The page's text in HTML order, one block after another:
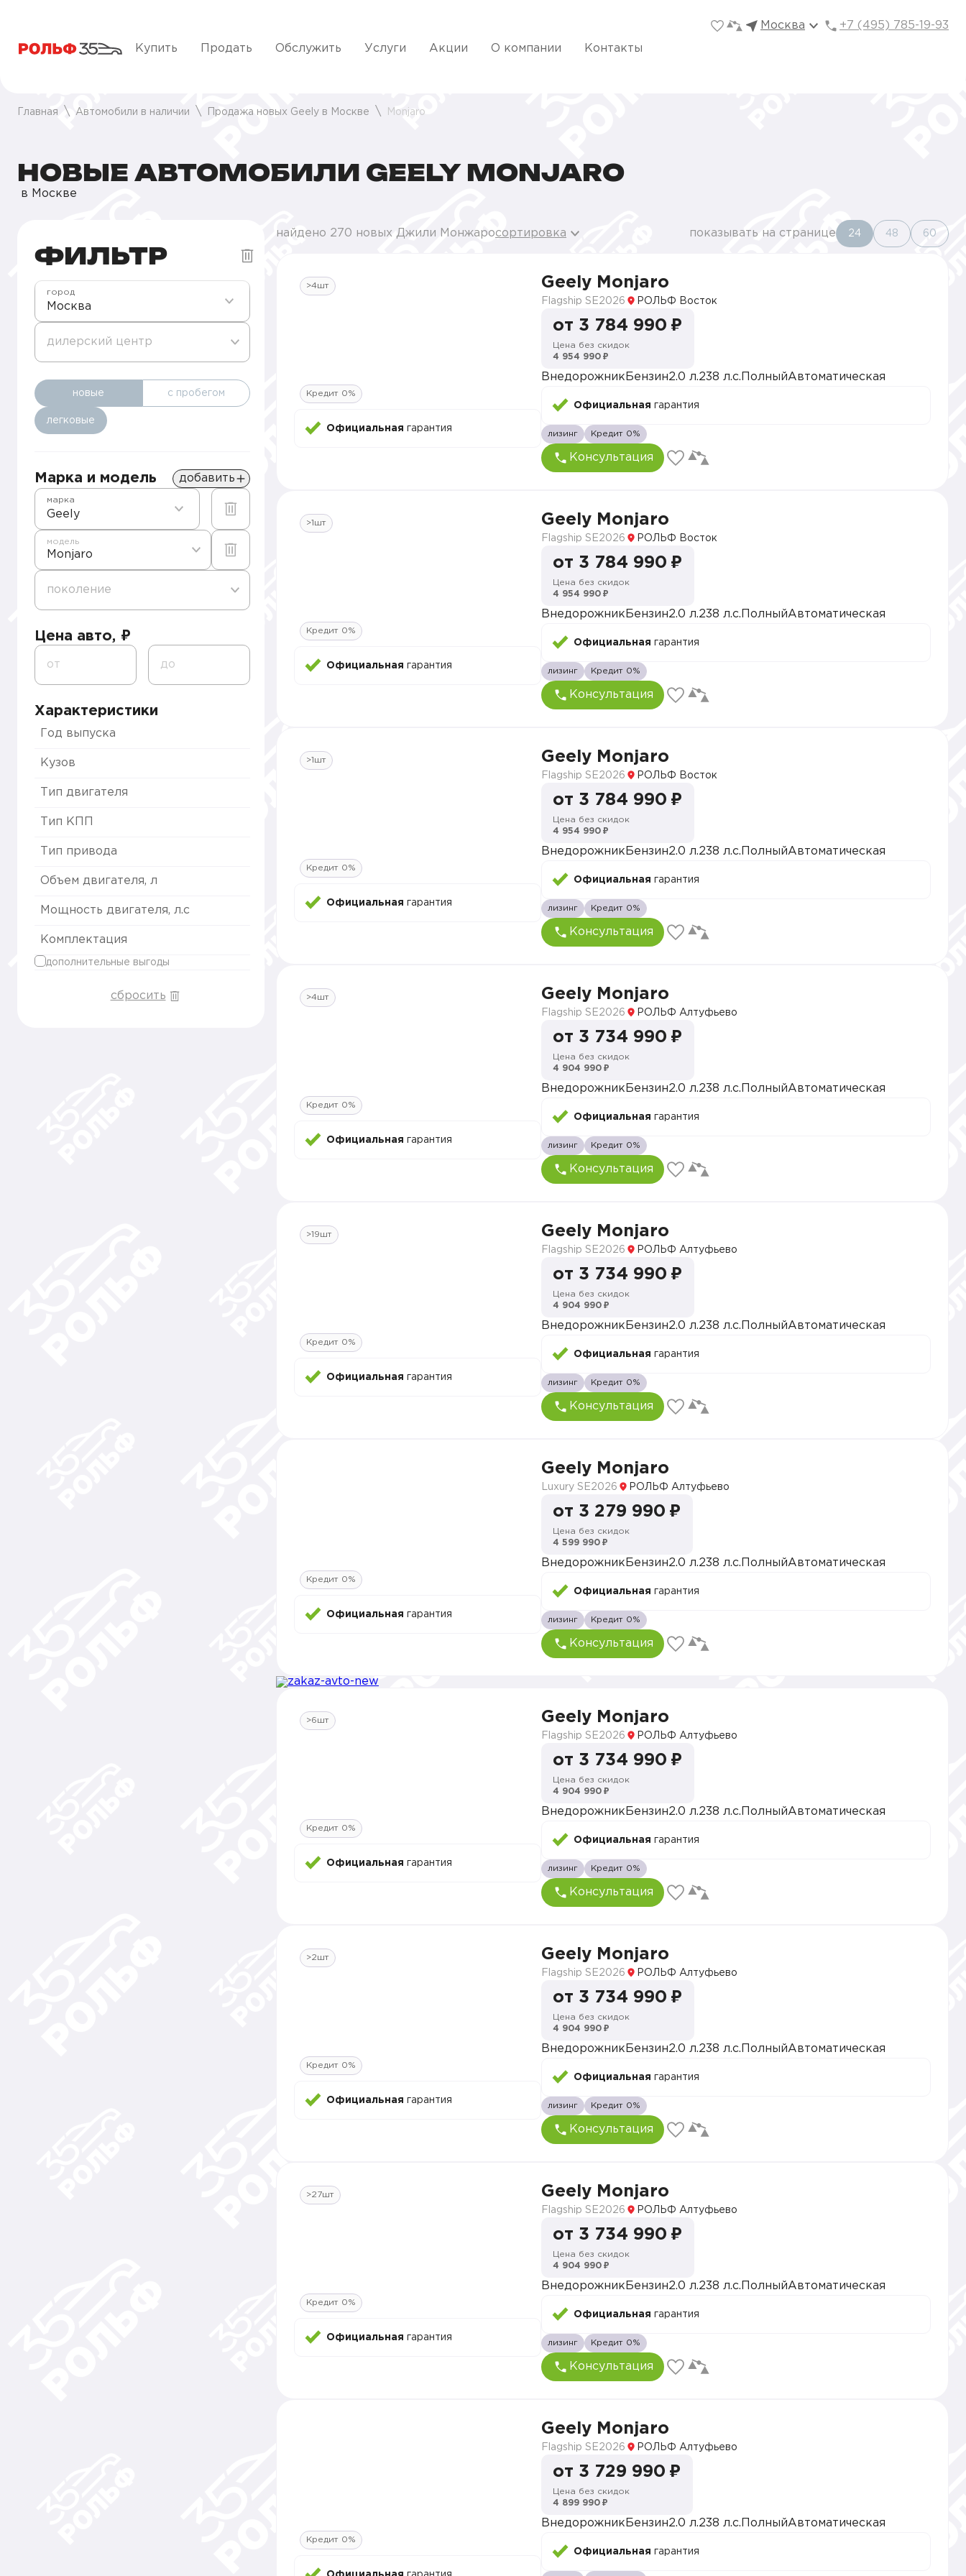
Москва +7 (495) 785-19-93
Купить Продать Обслужить Услуги Акции О компании Контакты
Главная Автомобили в наличии Продажа новых Geely в Москве Monjaro
НОВЫЕ АВТОМОБИЛИ GEELY MONJARO
в Москве
ФИЛЬТР
Москва
город
дилерский центр
новые с пробегом
легковые
Марка и модель добавить
Geely
марка
Monjaro
модель
поколение
Цена авто, ₽
от до
Характеристики
Год выпуска
Кузов
Тип двигателя
Тип КПП
Тип привода
Объем двигателя, л
Мощность двигателя, л.с
Комплектация
дополнительные выгоды
сбросить
найдено 270 новых Джили Монжаросортировка показывать на странице 24 48 60
>4шт
Кредит 0%
Официальная гарантия
Geely Monjaro
Flagship SE2026 РОЛЬФ Восток
от 3 784 990 ₽
Цена без скидок
4 954 990 ₽
Внедорожник Бензин2.0 л.238 л.с. ПолныйАвтоматическая
Официальная гарантия
лизинг Кредит 0%
Консультация
>1шт
Кредит 0%
Официальная гарантия
Geely Monjaro
Flagship SE2026 РОЛЬФ Восток
от 3 784 990 ₽
Цена без скидок
4 954 990 ₽
Внедорожник Бензин2.0 л.238 л.с. ПолныйАвтоматическая
Официальная гарантия
лизинг Кредит 0%
Консультация
>1шт
Кредит 0%
Официальная гарантия
Geely Monjaro
Flagship SE2026 РОЛЬФ Восток
от 3 784 990 ₽
Цена без скидок
4 954 990 ₽
Внедорожник Бензин2.0 л.238 л.с. ПолныйАвтоматическая
Официальная гарантия
лизинг Кредит 0%
Консультация
>4шт
Кредит 0%
Официальная гарантия
Geely Monjaro
Flagship SE2026 РОЛЬФ Алтуфьево
от 3 734 990 ₽
Цена без скидок
4 904 990 ₽
Внедорожник Бензин2.0 л.238 л.с. ПолныйАвтоматическая
Официальная гарантия
лизинг Кредит 0%
Консультация
>19шт
Кредит 0%
Официальная гарантия
Geely Monjaro
Flagship SE2026 РОЛЬФ Алтуфьево
от 3 734 990 ₽
Цена без скидок
4 904 990 ₽
Внедорожник Бензин2.0 л.238 л.с. ПолныйАвтоматическая
Официальная гарантия
лизинг Кредит 0%
Консультация
Кредит 0%
Официальная гарантия
Geely Monjaro
Luxury SE2026 РОЛЬФ Алтуфьево
от 3 279 990 ₽
Цена без скидок
4 599 990 ₽
Внедорожник Бензин2.0 л.238 л.с. ПолныйАвтоматическая
Официальная гарантия
лизинг Кредит 0%
Консультация
>6шт
Кредит 0%
Официальная гарантия
Geely Monjaro
Flagship SE2026 РОЛЬФ Алтуфьево
от 3 734 990 ₽
Цена без скидок
4 904 990 ₽
Внедорожник Бензин2.0 л.238 л.с. ПолныйАвтоматическая
Официальная гарантия
лизинг Кредит 0%
Консультация
>2шт
Кредит 0%
Официальная гарантия
Geely Monjaro
Flagship SE2026 РОЛЬФ Алтуфьево
от 3 734 990 ₽
Цена без скидок
4 904 990 ₽
Внедорожник Бензин2.0 л.238 л.с. ПолныйАвтоматическая
Официальная гарантия
лизинг Кредит 0%
Консультация
>27шт
Кредит 0%
Официальная гарантия
Geely Monjaro
Flagship SE2026 РОЛЬФ Алтуфьево
от 3 734 990 ₽
Цена без скидок
4 904 990 ₽
Внедорожник Бензин2.0 л.238 л.с. ПолныйАвтоматическая
Официальная гарантия
лизинг Кредит 0%
Консультация
Кредит 0%
Geely Monjaro
Flagship SE2026 РОЛЬФ Алтуфьево
от 3 729 990 ₽
Цена без скидок
4 899 990 ₽
Внедорожник Бензин2.0 л.238 л.с. ПолныйАвтоматическая
Официальная гарантия